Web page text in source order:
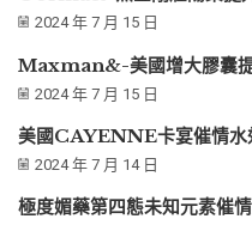
2024 年 7 月 15 日
Maxman&-美國增大膠囊
2024 年 7 月 15 日
美國CAYENNE卡宴催情水
2024 年 7 月 14 日
極度媚藥第四態未知元素催